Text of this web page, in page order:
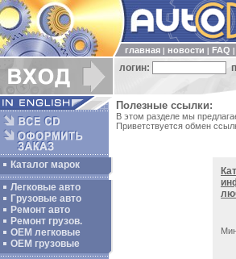
главная новости FAQ
логин:
Каталог марок
Легковые авто
Грузовые авто
Ремонт авто
Ремонт грузов.
ОЕМ легковые
OEM грузовые
Полезные ссылки:
В этом разделе мы
Приветствуется обмен